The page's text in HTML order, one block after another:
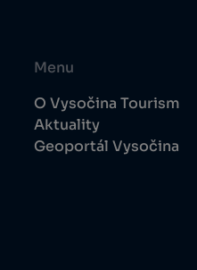
Menu
O Vysočina Tourism
Aktuality
Geoportál Vysočina